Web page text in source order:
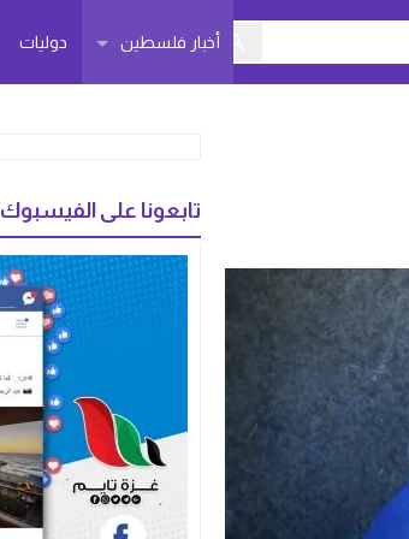
أخبار فلسطين دوليات
تابعونا على الفيسبوك